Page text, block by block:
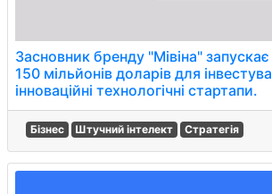
Засновник бренду "Мівіна"
150 мільйонів доларів для
інноваційні технологічні стартапи.
Бізнес Штучний інтелект Стратегія